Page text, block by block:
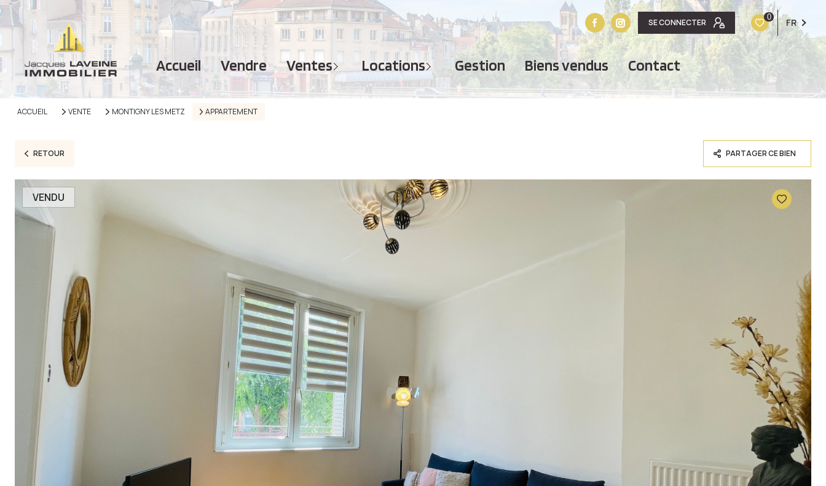
SE CONNECTER
0 FR
accueil vendre ventes
MAISONS
APPARTEMENTS
TERRAINS
IMMEUBLES
GARAGES - PARKINGS
locations
APPARTEMENTS
TERRAINS
IMMEUBLES
GARAGES - PARKINGS
gestion biens vendus contact
ACCUEIL VENTE MONTIGNY LES METZ APPARTEMENT
RETOUR PARTAGER CE BIEN
VENDU